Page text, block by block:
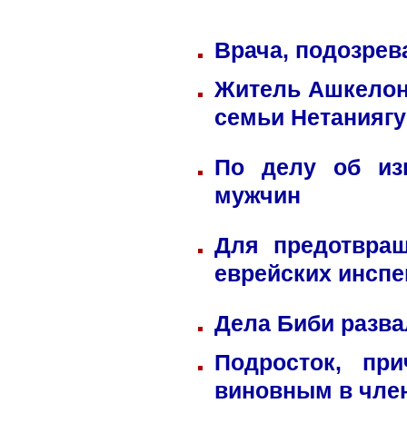
Врача,
Житель
семьи Нетаниягу
По делу об
мужчин
Для
еврейских
Дела Биби
Подросток,
виновным в